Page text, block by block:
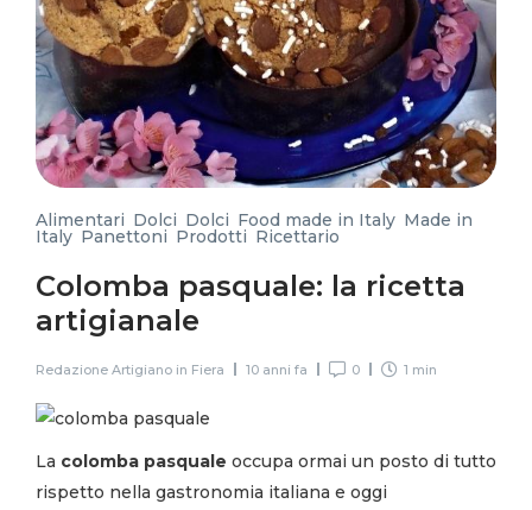
Alimentari Dolci Dolci Food made in Italy Made in
Italy Panettoni Prodotti Ricettario
Colomba pasquale: la ricetta
artigianale
Redazione Artigiano in Fiera 10 anni fa 0 1 min
La colomba pasquale occupa ormai un posto di tutto
rispetto nella gastronomia italiana e oggi